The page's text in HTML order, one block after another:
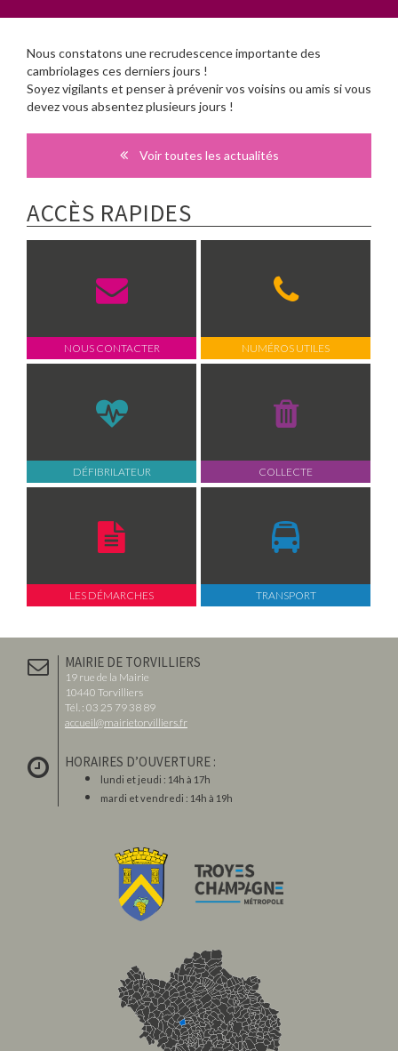
Nous constatons une recrudescence importante des
cambriolages ces derniers jours !
Soyez vigilants et penser à prévenir vos voisins ou amis si vous
devez vous absentez plusieurs jours !
Voir toutes les actualités
ACCÈS RAPIDES
NOUS CONTACTER NUMÉROS UTILES
DÉFIBRILATEUR COLLECTE
LES DÉMARCHES TRANSPORT
MAIRIE DE TORVILLIERS
19 rue de la Mairie
10440 Torvilliers
Tél. : 03 25 79 38 89
accueil@mairietorvilliers.fr
HORAIRES D’OUVERTURE :
lundi et jeudi : 14h à 17h
mardi et vendredi : 14h à 19h